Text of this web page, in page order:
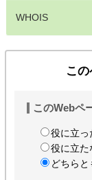
WHOIS
こ
このWebペ
役に立っ
役に立た
どちら